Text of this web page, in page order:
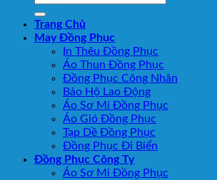
Trang Chủ
May Đồng Phục
In Thêu Đồng Phục
Áo Thun Đồng Phục
Đồng Phục Công Nhân
Bảo Hộ Lao Động
Áo Sơ Mi Đồng Phục
Áo Gió Đồng Phục
Tạp Dề Đồng Phục
Đồng Phục Đi Biển
Đồng Phục Công Ty
Áo Sơ Mi Đồng Phục